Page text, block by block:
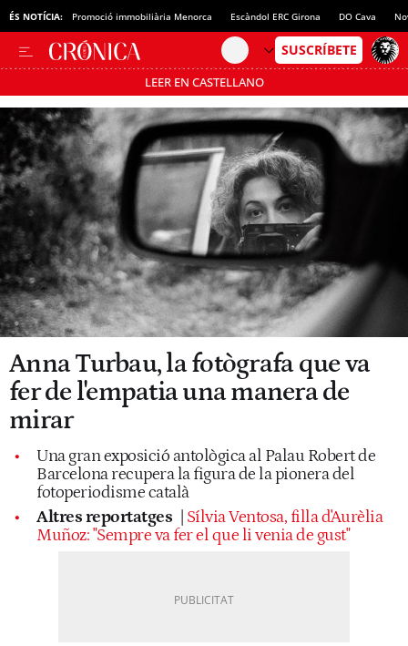
ÉS NOTÍCIA: Promoció immobiliària Menorca Escàndol ERC Girona DO Cava
LEER EN CASTELLANO
Passa’t al mode estalvi
Anna Turbau, la fotògrafa que va
fer de l'empatia una manera de
mirar
Una gran exposició antològica al Palau Robert de
Barcelona recupera la figura de la pionera del
fotoperiodisme català
Altres reportatges
Sílvia Ventosa, filla d'Aurèlia
Muñoz: "Sempre va fer el que li venia de gust"